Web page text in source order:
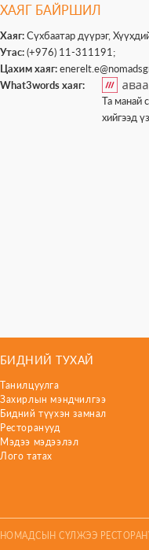
ХАЯГ БАЙРШИЛ
Хаяг:Сүхбаатар дүүрэг,
Утас:(+976) 11-311191;
Цахим хаяг:
What3words хаяг:
Та манай
хийгээд
БИДНИЙ ТУХАЙ
Танилцуулга
Захирлын мэндчилгээ
Бидний түүхэн замнал
Ресторанууд
Мэдээ мэдээлэл
Лого татах
НОМАДСЫН СҮЛЖЭЭ